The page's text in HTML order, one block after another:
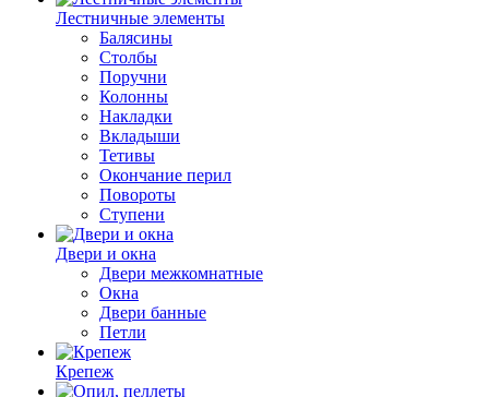
Лестничные элементы
Балясины
Столбы
Поручни
Колонны
Накладки
Вкладыши
Тетивы
Окончание перил
Повороты
Ступени
Двери и окна
Двери межкомнатные
Окна
Двери банные
Петли
Крепеж